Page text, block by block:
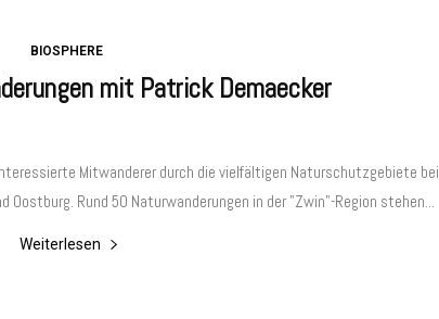
BIOSPHERE
mit Patrick Demaecker
Mitwanderer durch die vielfältigen Naturschutzgebiete bei
Oostburg. Rund 50 Naturwanderungen in der "Zwin"-Region stehen...
Weiterlesen